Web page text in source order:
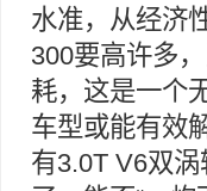
水准，从经济
300要高许多
耗，这是一个
车型或能有效
有3.0T V6双